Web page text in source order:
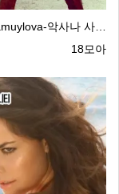
Aksana Samuylova-악사나 사무이로바
등록자
18모아